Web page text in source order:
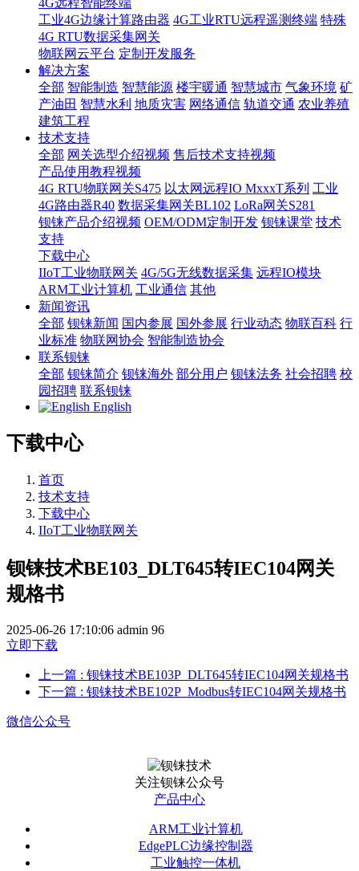
4G远程智能终端
工业4G边缘计算路由器 4G工业RTU远程遥测终端 特殊
4G RTU数据采集网关
物联网云平台 定制开发服务
解决方案
全部 智能制造 智慧能源 楼宇暖通 智慧城市 气象环境 矿
产油田 智慧水利 地质灾害 网络通信 轨道交通 农业养殖
建筑工程
技术支持
全部 网关选型介绍视频 售后技术支持视频
产品使用教程视频
4G RTU物联网关S475 以太网远程IO MxxxT系列 工业
4G路由器R40 数据采集网关BL102 LoRa网关S281
钡铼产品介绍视频 OEM/ODM定制开发 钡铼课堂 技术
支持
下载中心
IIoT工业物联网关 4G/5G无线数据采集 远程IO模块
ARM工业计算机 工业通信 其他
新闻资讯
全部 钡铼新闻 国内参展 国外参展 行业动态 物联百科 行
业标准 物联网协会 智能制造协会
联系钡铼
全部 钡铼简介 钡铼海外 部分用户 钡铼法务 社会招聘 校
园招聘 联系钡铼
English
下载中心
首页
技术支持
下载中心
IIoT工业物联网关
钡铼技术BE103_DLT645转IEC104网关
规格书
2025-06-26 17:10:06 admin 96
立即下载
上一篇 : 钡铼技术BE103P_DLT645转IEC104网关规格书
下一篇 : 钡铼技术BE102P_Modbus转IEC104网关规格书
微信公众号
关注钡铼公众号
产品中心
ARM工业计算机
EdgePLC边缘控制器
工业触控一体机